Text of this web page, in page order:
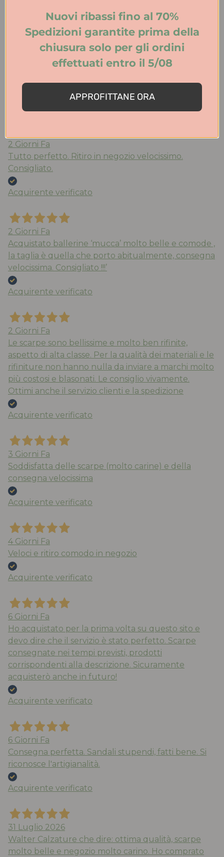
Acquisto da anni le scarpe di Walter che trovo
molto belle e comode. Qualità eccezionale. Stile ed
eleganza. Spedizione veloce. Consigliatissimo!
2 Giorni Fa
Tutto perfetto. Ritiro in negozio velocissimo.
Consigliato.
Acquirente verificato
2 Giorni Fa
Acquistato ballerine ‘mucca’ molto belle e comode ,
la taglia è quella che porto abitualmente, consegna
velocissima. Consigliato !!!’
Acquirente verificato
2 Giorni Fa
Le scarpe sono bellissime e molto ben rifinite,
aspetto di alta classe. Per la qualità dei materiali e le
rifiniture non hanno nulla da inviare a marchi molto
più costosi e blasonati. Le consiglio vivamente.
Ottimi anche il servizio clienti e la spedizione
Acquirente verificato
3 Giorni Fa
Soddisfatta delle scarpe (molto carine) e della
consegna velocissima
Acquirente verificato
4 Giorni Fa
Veloci e ritiro comodo in negozio
Acquirente verificato
6 Giorni Fa
Ho acquistato per la prima volta su questo sito e
devo dire che il servizio è stato perfetto. Scarpe
consegnate nei tempi previsti, prodotti
corrispondenti alla descrizione. Sicuramente
acquisterò anche in futuro!
Acquirente verificato
6 Giorni Fa
Consegna perfetta. Sandali stupendi, fatti bene. Si
riconosce l'artigianalità.
Acquirente verificato
31 Luglio 2026
Walter Calzature che dire: ottima qualità, scarpe
molto belle e negozio molto carino. Ho comprato
Nuovi ribassi fino al 70%
Spedizioni garantite prima della
chiusura solo per gli ordini
effettuati entro il 5/08
APPROFITTANE ORA